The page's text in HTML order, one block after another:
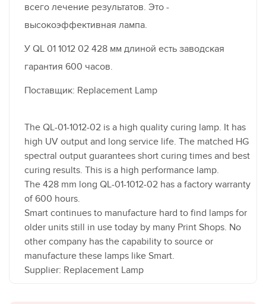
всего лечение результатов. Это -
высокоэффективная лампа.
У QL 01 1012 02 428 мм длиной есть заводская
гарантия 600 часов.
Поставщик: Replacement Lamp
The QL-01-1012-02 is a high quality curing lamp. It has
high UV output and long service life. The matched HG
spectral output guarantees short curing times and best
curing results. This is a high performance lamp.
The 428 mm long QL-01-1012-02 has a factory warranty
of 600 hours.
Smart continues to manufacture hard to find lamps for
older units still in use today by many Print Shops. No
other company has the capability to source or
manufacture these lamps like Smart.
Supplier: Replacement Lamp